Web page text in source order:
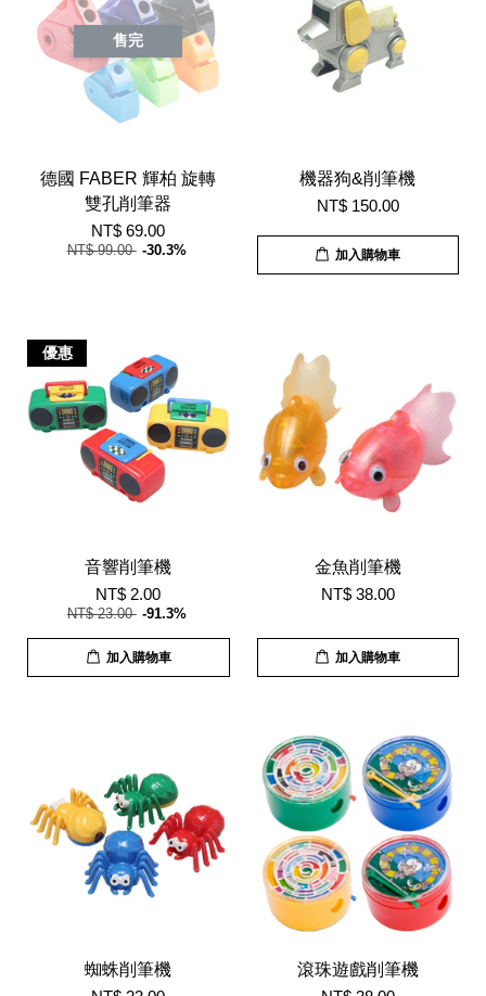
售完
德國 FABER 輝柏 旋轉
雙孔削筆器
NT$ 69.00
NT$ 99.00 -30.3%
機器狗&削筆機
NT$ 150.00
加入購物車
優惠
音響削筆機
NT$ 2.00
NT$ 23.00 -91.3%
加入購物車
金魚削筆機
NT$ 38.00
加入購物車
蜘蛛削筆機 滾珠遊戲削筆機